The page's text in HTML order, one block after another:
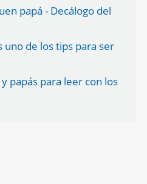
papá - Decálogo del
uno de los tips para ser
papás para leer con los